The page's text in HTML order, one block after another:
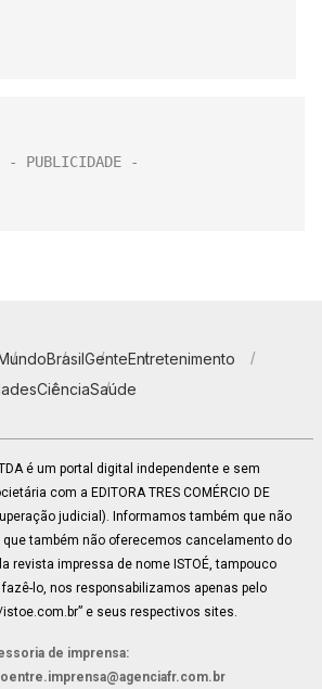
BrasilGenteEntretenimento
CiênciaSaúde
é um portal digital independente e sem
com a EDITORA TRES COMÉRCIO DE
judicial). Informamos também que não
também não oferecemos cancelamento do
revista impressa de nome ISTOÉ, tampouco
lo, nos responsabilizamos apenas pelo
e seus respectivos sites.
de imprensa: